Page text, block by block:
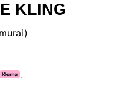
KLING
.